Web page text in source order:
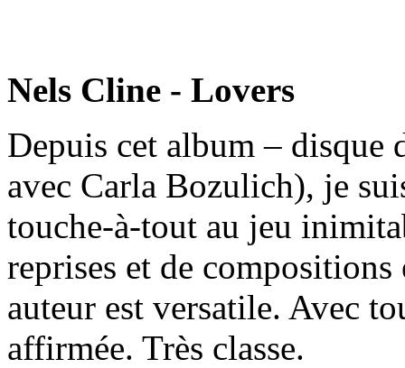
Nels Cline - Lovers
Depuis cet album – disque
avec Carla Bozulich), je
touche-à-tout au jeu
reprises et de
auteur est versatile. Avec
affirmée. Très classe.